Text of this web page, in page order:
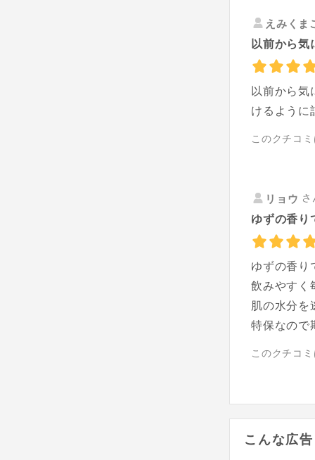
えみくま
以前から気
以前から気
けるように
このクチコ
リョウ
ゆずの香り
ゆずの香り
飲みやすく
肌の水分を
特保なので
このクチコ
こんな広